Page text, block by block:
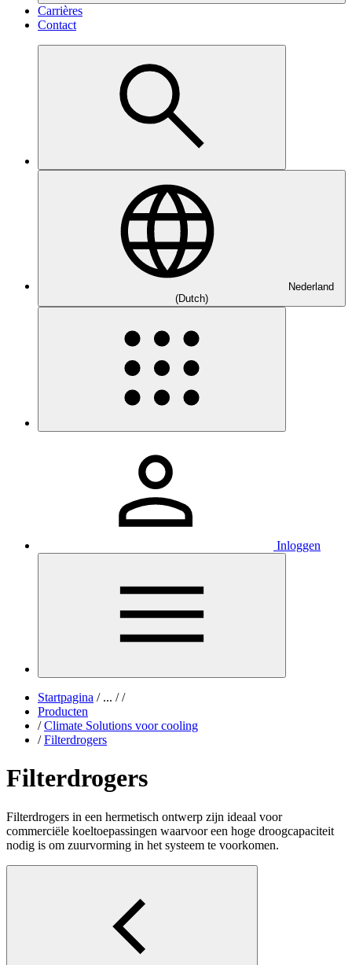
Carrières
Contact
Nederland
(Dutch)
Inloggen
Startpagina /... / /
Producten
/ Climate Solutions voor cooling
/ Filterdrogers
Filterdrogers
Filterdrogers in een hermetisch ontwerp zijn ideaal voor
commerciële koeltoepassingen waarvoor een hoge droogcapaciteit
nodig is om zuurvorming in het systeem te voorkomen.